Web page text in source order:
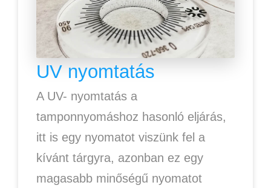
UV nyomtatás
A UV- nyomtatás a
tamponnyomáshoz hasonló eljárás,
itt is egy nyomatot viszünk fel a
kívánt tárgyra, azonban ez egy
magasabb minőségű nyomatot